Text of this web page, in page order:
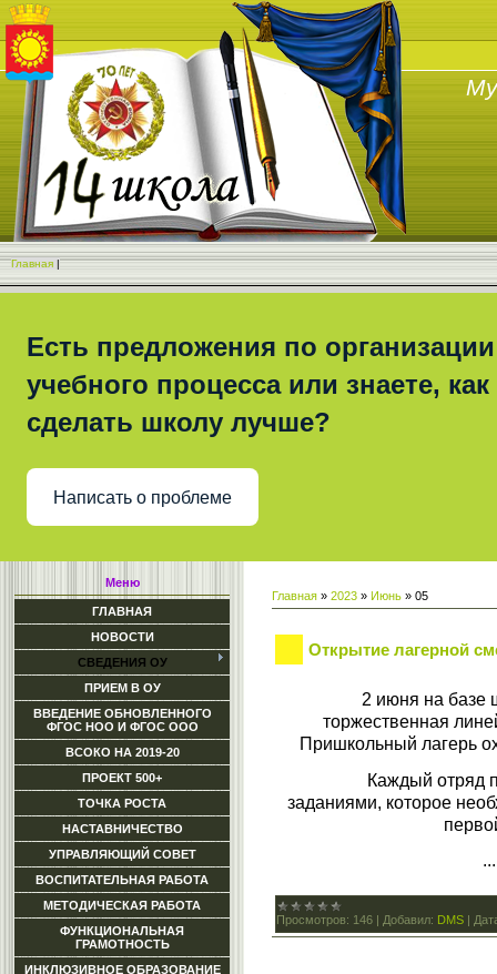
Главная |
Есть предложения по организации
учебного процесса или знаете, как
сделать школу лучше?
Написать о проблеме
Меню
ГЛАВНАЯ
НОВОСТИ
СВЕДЕНИЯ ОУ
ПРИЕМ В ОУ
ВВЕДЕНИЕ ОБНОВЛЕННОГО
ФГОС НОО И ФГОС ООО
ВСОКО НА 2019-20
ПРОЕКТ 500+
ТОЧКА РОСТА
НАСТАВНИЧЕСТВО
УПРАВЛЯЮЩИЙ СОВЕТ
ВОСПИТАТЕЛЬНАЯ РАБОТА
МЕТОДИЧЕСКАЯ РАБОТА
ФУНКЦИОНАЛЬНАЯ
ГРАМОТНОСТЬ
ИНКЛЮЗИВНОЕ ОБРАЗОВАНИЕ
Главная » 2023 » Июнь » 05
Открытие лагерной
2 июня на
торжественная
Пришкольный лагерь
Каждый отряд
заданиями, которое
Просмотров: 146 | Добавил: DMS |